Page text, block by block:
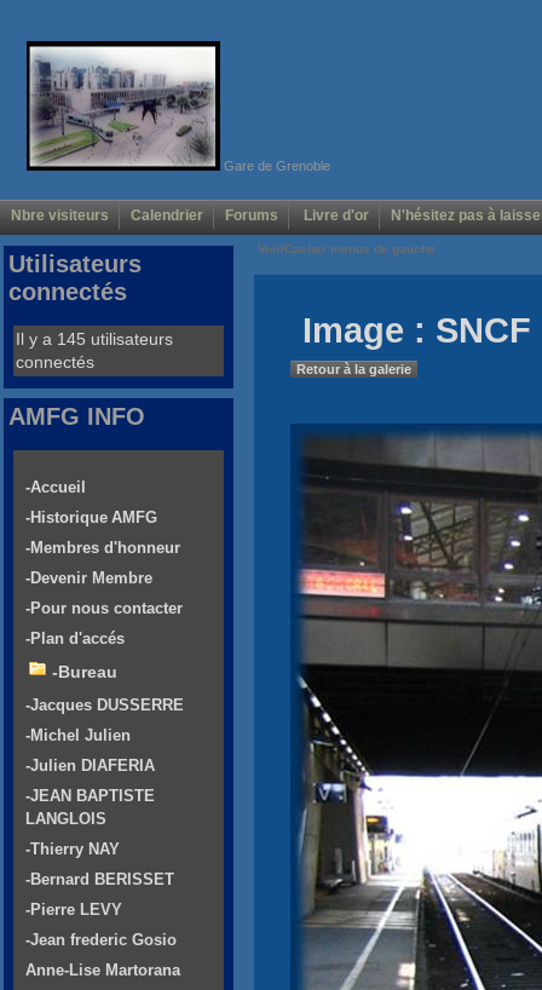
Gare de Grenoble
Nbre visiteurs Calendrier Forums Livre d'or N'hésitez pas à
Voir/Cacher menus de gauche
Image :
Retour à la galerie
Utilisateurs
connectés
Il y a 145 utilisateurs
connectés
AMFG INFO
-Accueil
-Historique AMFG
-Membres d'honneur
-Devenir Membre
-Pour nous contacter
-Plan d'accés
-Bureau
-Jacques DUSSERRE
-Michel Julien
-Julien DIAFERIA
-JEAN BAPTISTE
LANGLOIS
-Thierry NAY
-Bernard BERISSET
-Pierre LEVY
-Jean frederic Gosio
Anne-Lise Martorana